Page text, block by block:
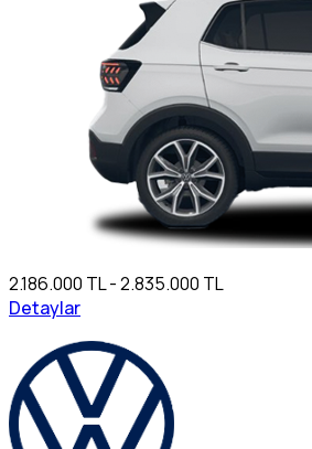
2.186.000 TL - 2.835.000 TL
Detaylar